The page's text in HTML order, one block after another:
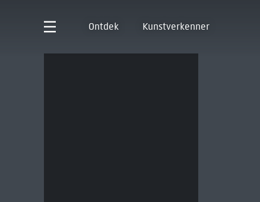
Ontdek Kunstverkenner